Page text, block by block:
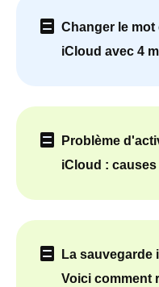
Changer le
iCloud avec 4
Problème
iCloud :
La sauvegarde
Voici comment